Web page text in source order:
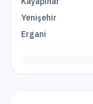
Yenişehir
Ergani